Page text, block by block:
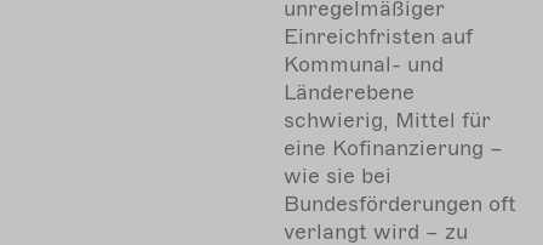
unregelmäßiger
Einreichfristen auf
Kommunal- und
Länderebene
schwierig, Mittel für
eine Kofinanzierung –
wie sie bei
Bundesförderungen oft
verlangt wird – zu